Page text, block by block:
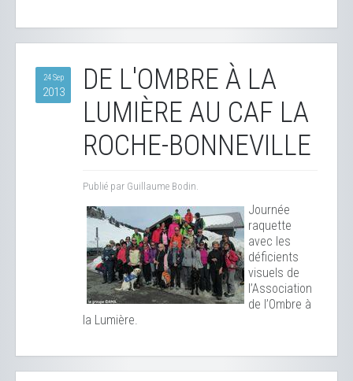
24 Sep
2013
DE L'OMBRE À LA
LUMIÈRE AU CAF LA
ROCHE-BONNEVILLE
Publié par Guillaume Bodin.
Journée
raquette
avec les
déficients
visuels de
l’Association
de l’Ombre à
la Lumière.